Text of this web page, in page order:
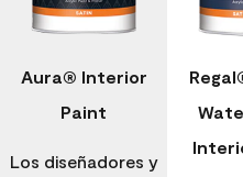
Aura® Interior
Paint
Los diseñadores y